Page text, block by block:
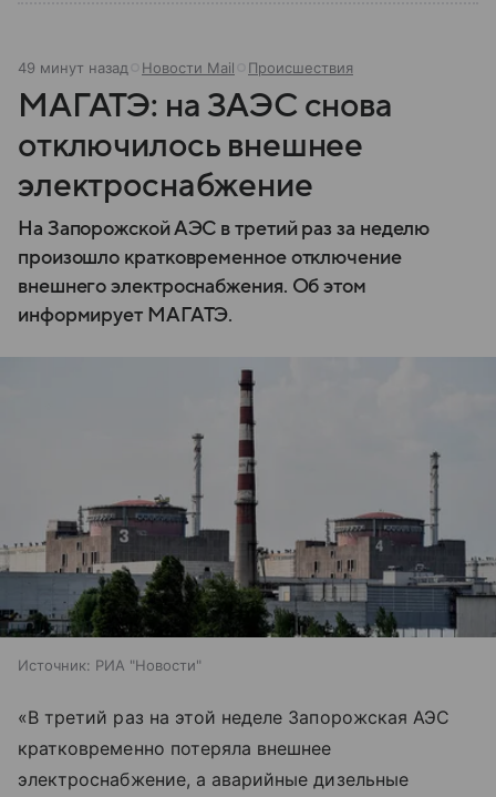
49 минут назад Новости Mail Происшествия
МАГАТЭ: на ЗАЭС снова
отключилось внешнее
электроснабжение
На Запорожской АЭС в третий раз за неделю
произошло кратковременное отключение
внешнего электроснабжения. Об этом
информирует МАГАТЭ.
Источник: РИА "Новости"
«В третий раз на этой неделе Запорожская АЭС
кратковременно потеряла внешнее
электроснабжение, а аварийные дизельные